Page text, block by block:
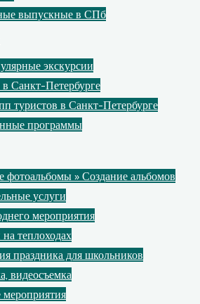
выпускные в СПб
экскурсии
Санкт-Петербурге
туристов в Санкт-Петербурге
программы
» Создание альбомов
услуги
мероприятия
теплоходах
праздника для школьников
видеосъемка